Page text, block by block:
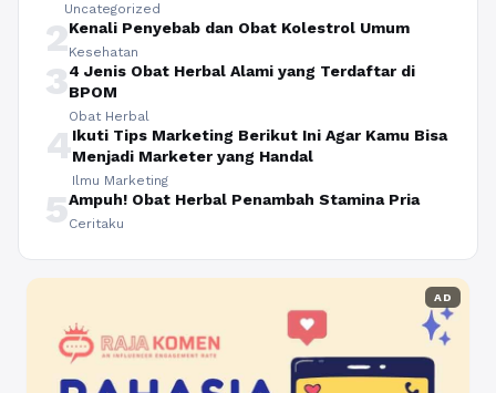
Uncategorized
2Kenali Penyebab dan Obat Kolestrol Umum
Kesehatan
34 Jenis Obat Herbal Alami yang Terdaftar di
BPOM
Obat Herbal
4Ikuti Tips Marketing Berikut Ini Agar Kamu Bisa
Menjadi Marketer yang Handal
Ilmu Marketing
5Ampuh! Obat Herbal Penambah Stamina Pria
Ceritaku
AD